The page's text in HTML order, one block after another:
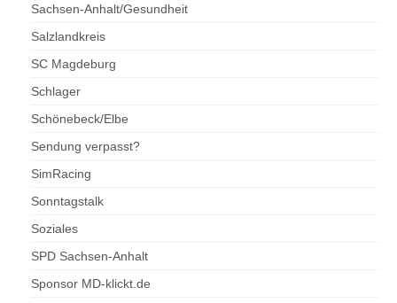
Sachsen-Anhalt/Gesundheit
Salzlandkreis
SC Magdeburg
Schlager
Schönebeck/Elbe
Sendung verpasst?
SimRacing
Sonntagstalk
Soziales
SPD Sachsen-Anhalt
Sponsor MD-klickt.de